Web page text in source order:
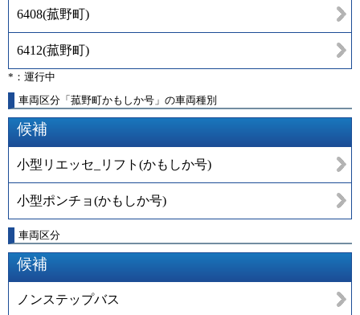
6408(菰野町)
6412(菰野町)
*：運行中
車両区分「菰野町かもしか号」の車両種別
候補
小型リエッセ_リフト(かもしか号)
小型ポンチョ(かもしか号)
車両区分
候補
ノンステップバス